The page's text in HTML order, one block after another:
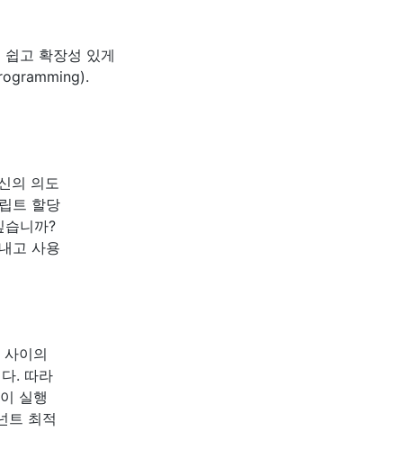
고 확장성 있게
의 의도
트 할당
습니까?
고 사용
이의
. 따라
실행
트 최적